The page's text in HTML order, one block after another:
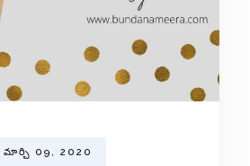
మార్చి 09, 2020